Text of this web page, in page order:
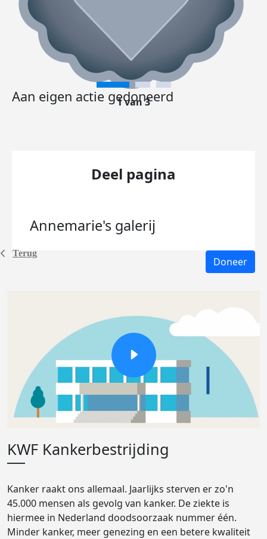
Terug
Aan eigen actie gedoneerd
1 van 3
Deel pagina
Annemarie's galerij
Doneer
KWF Kankerbestrijding
Kanker raakt ons allemaal. Jaarlijks sterven er zo'n
45.000 mensen als gevolg van kanker. De ziekte is
hiermee in Nederland doodsoorzaak nummer één.
Minder kanker, meer genezing en een betere kwaliteit